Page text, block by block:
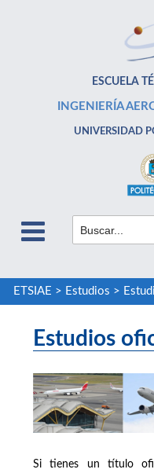
ESCUELA
INGENIERÍA
UNIVERSIDAD
ETSIAE > Estudios >
Estudios
Si tienes un título